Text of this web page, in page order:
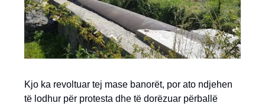
Kjo ka revoltuar tej mase banorët, por ato ndjehen
të lodhur për protesta dhe të dorëzuar përballë